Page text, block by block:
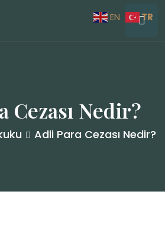
Cezası Nedir?
Adli Para Cezası Nedir?
EN TR